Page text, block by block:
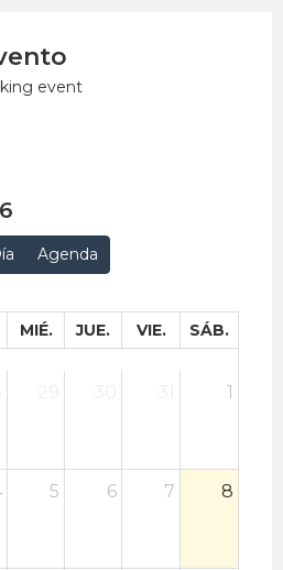
bebidas y comidas
event
Agenda
MIÉ. JUE. VIE. SÁB.
1
5 6 7 8